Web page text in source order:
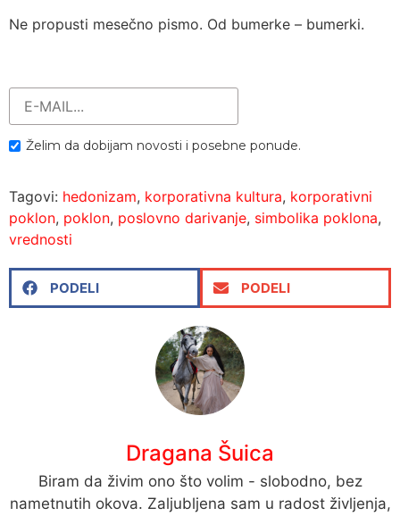
Ne propusti mesečno pismo. Od bumerke – bumerki.
Želim da dobijam novosti i posebne ponude.
Tagovi: hedonizam, korporativna kultura, korporativni
poklon, poklon, poslovno darivanje, simbolika poklona,
vrednosti
PODELI PODELI
Dragana Šuica
Biram da živim ono što volim - slobodno, bez
nametnutih okova. Zaljubljena sam u radost življenja,